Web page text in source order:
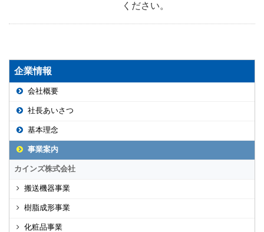
ください。
企業情報
会社概要
社長あいさつ
基本理念
事業案内
カインズ株式会社
搬送機器事業
樹脂成形事業
化粧品事業